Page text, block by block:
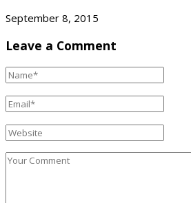
September 8, 2015
Leave a Comment